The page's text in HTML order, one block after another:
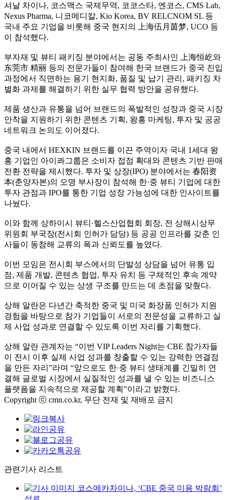
셔날 차이나, 코스맥스 국제무역, 코코스타, 엔코스, CMS Lab,
Nexus Pharma, 니코메디칼, Kio Korea, BV RELCNOM SL 등
국내 주요 기업을 비롯해 중국 현지의 上海伍月茵梦, UCO 등
이 참석했다.
부자재 및 뷰티 패키징 분야에서는 공동 주최사인 上海恒屹와
东莞市 精丽 등의 전문가들이 참여해 한국 브랜드가 중국 진입
과정에서 직면하는 용기 현지화, 품질 및 납기 관리, 패키징 차
별화 과제를 해결하기 위한 실무 협력 방안을 공유했다.
제품 생산과 유통을 넘어 브랜드의 폭발적인 성장과 중국 시장
안착을 지원하기 위한 콘텐츠 기획, 왕홍 마케팅, 투자 및 공공
네트워크 논의도 이어졌다.
중국 내에서 HEXKIN 브랜드를 이끈 주역이자 국내 1세대 왕
홍 기업인 아이콰그룹은 소비자 접점 확대와 콘텐츠 기반 판매
전환 전략을 제시했다. 투자 및 상장(IPO) 분야에서는 春阳资
本(춘양자본)의 오명 부사장이 참석해 한·중 뷰티 기업에 대한
투자 관점과 IPO를 통한 기업 성장 가능성에 대한 인사이트를
나눴다.
이와 함께 상하이시 뷰티·헬스산업협회 회장, 전 상해시상무
위원회 부국장(전시회 인허가 담당) 등 공공 인프라를 갖춘 인
사들이 동참해 교류의 폭과 신뢰도를 높였다.
이번 모임은 전시회 부스에서의 단발성 상담을 넘어 유통 입
점, 제품 개발, 콘텐츠 협업, 투자 유치 등 구체적인 후속 계약
으로 이어질 수 있는 상생 구조를 만드는 데 초점을 맞췄다.
상해 알란은 다년간 축적한 중국 및 미국 화장품 인허가 지원
경험을 바탕으로 참가 기업들이 서로의 전문성을 교류하고 실
제 사업 성과로 연결할 수 있도록 이번 자리를 기획했다.
상해 알란 관계자는 “이번 VIP Leaders Night는 CBE 참가자들
이 전시 이후 실제 사업 성과를 창출할 수 있는 강력한 연결점
을 만든 자리”라며 “앞으로도 한·중 뷰티 생태계를 긴밀히 연
결해 글로벌 시장에서 실질적인 성과를 낼 수 있는 비즈니스
플랫폼을 지속적으로 제공할 계획”이라고 밝혔다.
Copyright ⓒ cmn.co.kr, 무단 전재 및 재배포 금지
관련기사 리스트
코스메카차이나, ‘CBE 중국 미용 박람회’